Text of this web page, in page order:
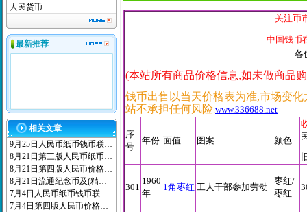
人民货币
最新推荐
相关文章
9月25日人民币纸币钱币联…
8月21日第三版人民币纸币…
8月21日第四版人民币价格…
8月21日流通纪念币及(精…
7月4日人民币纸币钱币联…
7月4日第四版人民币价格…
关注币
中国钱币
各
(本站所有商品价格信息,如未做商品
钱币出售以当天价格表为准,市场变化
站不承担任何风险 www.336688.net
序
号
年份 面值 图案 颜色
301
1960
年
1角枣红 工人干部参加劳动
枣红/
枣红